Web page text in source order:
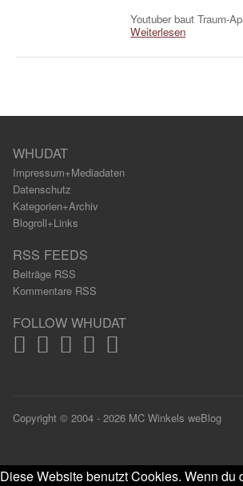
Youtuber baut Traum-
Weiterlesen
WHUDAT
Impressum+Mediadaten
Datenschutz
Kategorien+Archiv
Blogroll+Links
RSS FEEDS
Beiträge RSS
Kommentare RSS
FOLLOW WHUDAT
Copyright © 2004 - 2026 MC Winkels weBlog
Diese Website benutzt Cookies. Wenn du